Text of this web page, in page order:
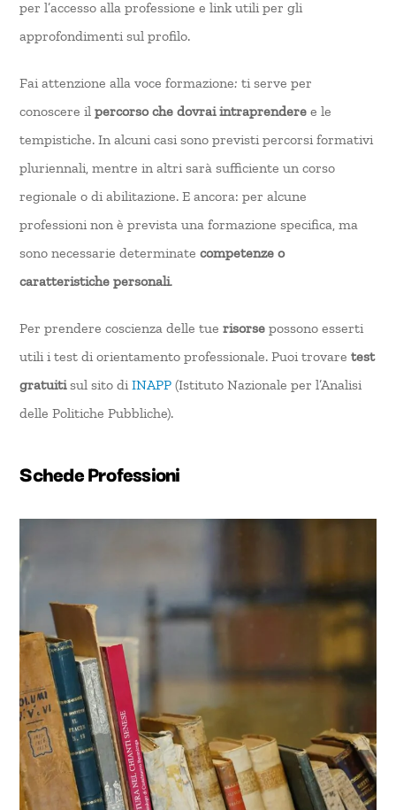
per l’accesso alla professione e link utili per gli
approfondimenti sul profilo.
Fai attenzione alla voce formazione:ti serve per
conoscere ilpercorso che dovrai intraprendere e le
tempistiche. In alcuni casi sono previsti percorsi formativi
pluriennali, mentre in altri sarà sufficiente un corso
regionale o di abilitazione. E ancora: per alcune
professioni non è prevista una formazione specifica, ma
sono necessarie determinatecompetenze o
caratteristiche personali.
Per prendere coscienza delle tuerisorse possono esserti
utili i test di orientamento professionale. Puoi trovaretest
gratuitisul sito diINAPP (Istituto Nazionale per l’Analisi
delle Politiche Pubbliche).
Schede Professioni